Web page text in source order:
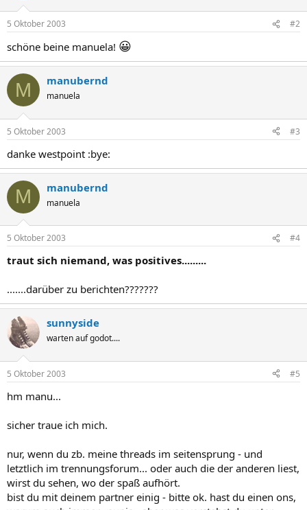
5 Oktober 2003 #2
schöne beine manuela! 😀
M manubernd
manuela
5 Oktober 2003 #3
danke westpoint :bye:
M manubernd
manuela
5 Oktober 2003 #4
traut sich niemand, was positives.........
.......darüber zu berichten???????
sunnyside
warten auf godot....
5 Oktober 2003 #5
hm manu...
sicher traue ich mich.
nur, wenn du zb. meine threads im seitensprung - und
letztlich im trennungsforum... oder auch die der anderen liest,
wirst du sehen, wo der spaß aufhört.
bist du mit deinem partner einig - bitte ok. hast du einen ons,